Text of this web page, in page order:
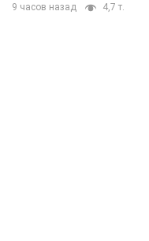
9 часов назад 4,7 т.